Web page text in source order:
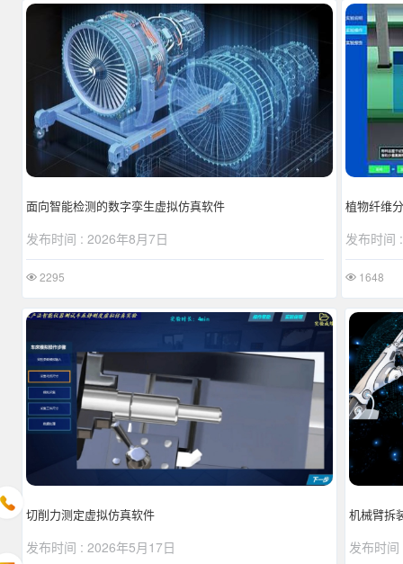
面向智能检测的数字孪生虚拟仿真软件
发布时间 : 2026年8月7日
2295
植物纤维
发布时间
1648
切削力测定虚拟仿真软件
发布时间 : 2026年5月17日
机械臂拆
发布时